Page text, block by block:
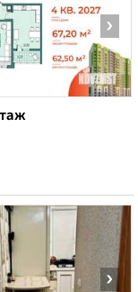
›
›